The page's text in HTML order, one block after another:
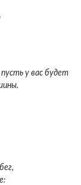
у вас будет